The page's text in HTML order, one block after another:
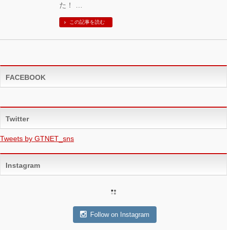
た！ …
この記事を読む
FACEBOOK
Twitter
Tweets by GTNET_sns
Instagram
Follow on Instagram